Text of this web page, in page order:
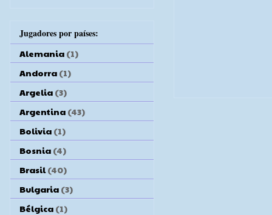
Jugadores por países:
Alemania (1)
Andorra (1)
Argelia (3)
Argentina (43)
Bolivia (1)
Bosnia (4)
Brasil (40)
Bulgaria (3)
Bélgica (1)